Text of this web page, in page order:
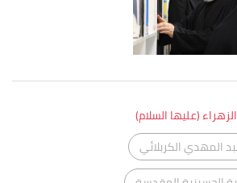
(عليها السلام)
المهدي الكربلائي